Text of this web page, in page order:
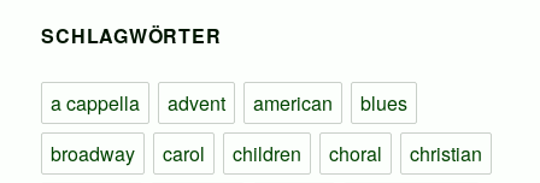
SCHLAGWÖRTER
a cappella advent american
blues
broadway
carol children choral
christian